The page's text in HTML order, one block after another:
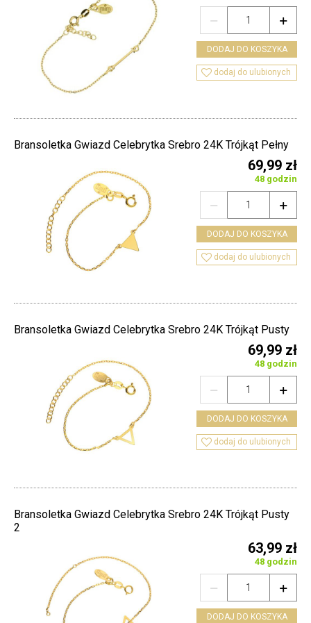


DODAJ DO KOSZYKA
 dodaj do ulubionych
Bransoletka Gwiazd Celebrytka Srebro 24K Trójkąt Pełny
69,99 zł
48 godzin


DODAJ DO KOSZYKA
 dodaj do ulubionych
Bransoletka Gwiazd Celebrytka Srebro 24K Trójkąt Pusty
69,99 zł
48 godzin


DODAJ DO KOSZYKA
 dodaj do ulubionych
Bransoletka Gwiazd Celebrytka Srebro 24K Trójkąt Pusty
2
63,99 zł
48 godzin


DODAJ DO KOSZYKA